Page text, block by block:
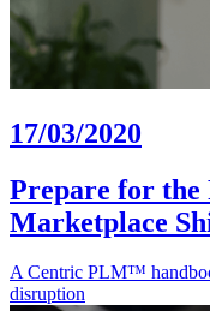
17/03/2020
Prepare for the
Marketplace
A Centric PLM™
disruption